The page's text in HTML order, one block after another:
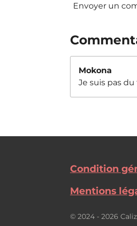
Envoyer un
Mokona
Je suis pas
Condition
Mentions
© 2024 - 2026